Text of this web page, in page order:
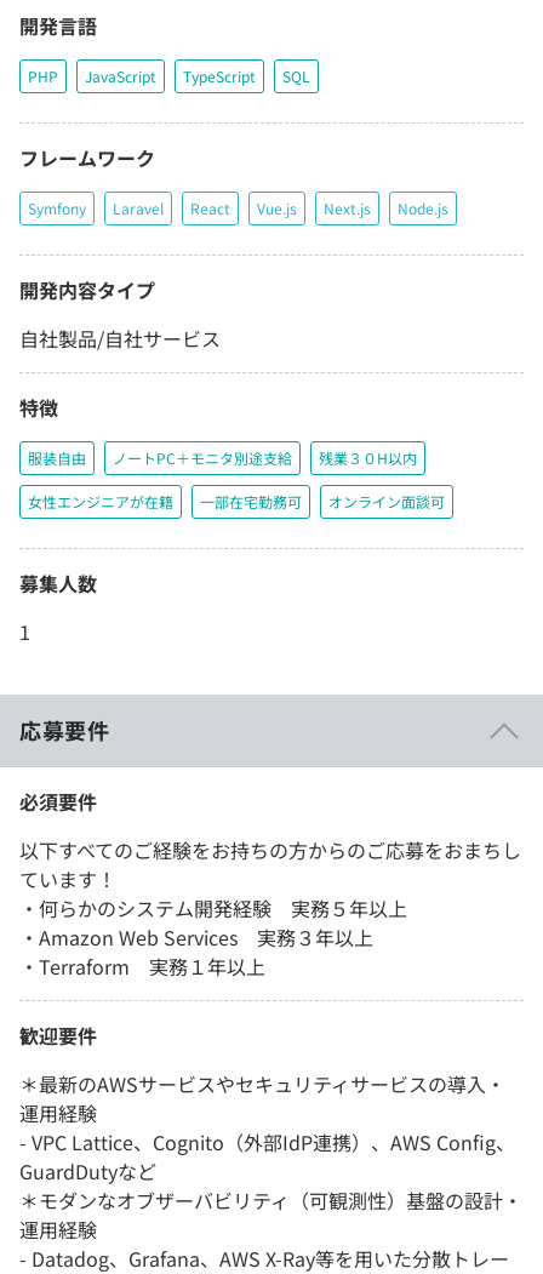
開発言語
PHP JavaScript TypeScript SQL
フレームワーク
Symfony Laravel React Vue.js Next.js Node.js
開発内容タイプ
自社製品/自社サービス
特徴
服装自由 ノートPC＋モニタ別途支給 残業３０H以内
女性エンジニアが在籍 一部在宅勤務可 オンライン面談可
募集人数
1
応募要件
必須要件
以下すべてのご経験をお持ちの方からのご応募をおまちし
ています！
・何らかのシステム開発経験 実務５年以上
・Amazon Web Services 実務３年以上
・Terraform 実務１年以上
歓迎要件
＊最新のAWSサービスやセキュリティサービスの導入・
運用経験
- VPC Lattice、Cognito（外部IdP連携）、AWS Config、
GuardDutyなど
＊モダンなオブザーバビリティ（可観測性）基盤の設計・
運用経験
- Datadog、Grafana、AWS X-Ray等を用いた分散トレー